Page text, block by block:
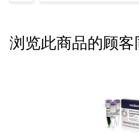
浏览此商品的顾客